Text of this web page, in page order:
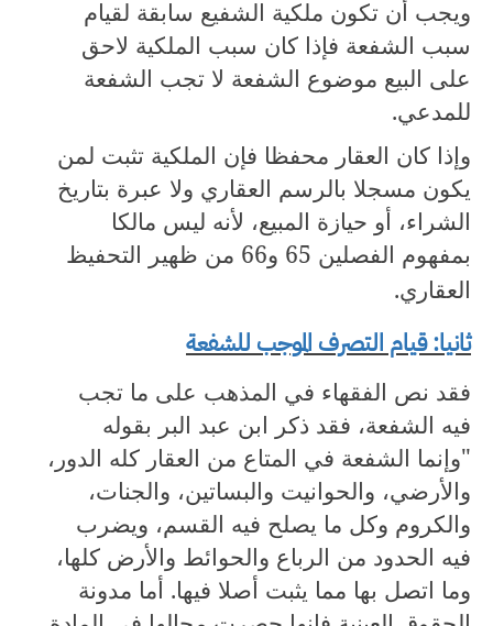
ويجب أن تكون ملكية الشفيع سابقة لقيام
سبب الشفعة فإذا كان سبب الملكية لاحق
على البيع موضوع الشفعة لا تجب الشفعة
للمدعي.
وإذا كان العقار محفظا فإن الملكية تثبت لمن
يكون مسجلا بالرسم العقاري ولا عبرة بتاريخ
الشراء، أو حيازة المبيع، لأنه ليس مالكا
بمفهوم الفصلين 65 و66 من ظهير التحفيظ
العقاري.
ثانيا: قيام التصرف الموجب للشفعة
فقد نص الفقهاء في المذهب على ما تجب
فيه الشفعة، فقد ذكر ابن عبد البر بقوله
"وإنما الشفعة في المتاع من العقار كله الدور،
والأرضي، والحوانيت والبساتين، والجنات،
والكروم وكل ما يصلح فيه القسم، ويضرب
فيه الحدود من الرباع والحوائط والأرض كلها،
وما اتصل بها مما يثبت أصلا فيها. أما مدونة